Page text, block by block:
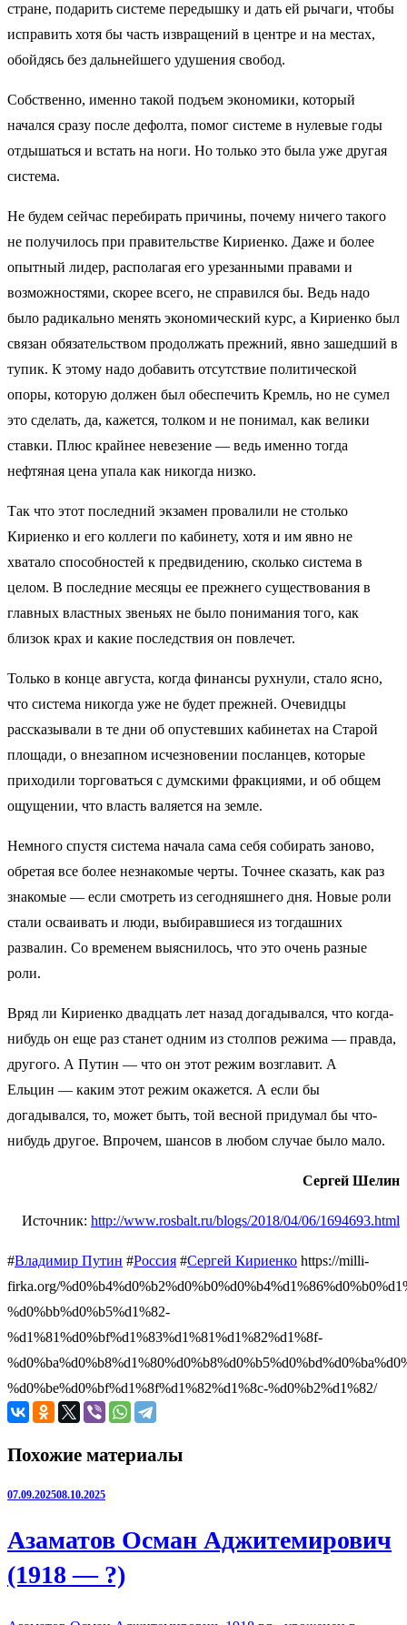
стране, подарить системе передышку и дать ей рычаги, чтобы
исправить хотя бы часть извращений в центре и на местах,
обойдясь без дальнейшего удушения свобод.
Собственно, именно такой подъем экономики, который
начался сразу после дефолта, помог системе в нулевые годы
отдышаться и встать на ноги. Но только это была уже другая
система.
Не будем сейчас перебирать причины, почему ничего такого
не получилось при правительстве Кириенко. Даже и более
опытный лидер, располагая его урезанными правами и
возможностями, скорее всего, не справился бы. Ведь надо
было радикально менять экономический курс, а Кириенко был
связан обязательством продолжать прежний, явно зашедший в
тупик. К этому надо добавить отсутствие политической
опоры, которую должен был обеспечить Кремль, но не сумел
это сделать, да, кажется, толком и не понимал, как велики
ставки. Плюс крайнее невезение — ведь именно тогда
нефтяная цена упала как никогда низко.
Так что этот последний экзамен провалили не столько
Кириенко и его коллеги по кабинету, хотя и им явно не
хватало способностей к предвидению, сколько система в
целом. В последние месяцы ее прежнего существования в
главных властных звеньях не было понимания того, как
близок крах и какие последствия он повлечет.
Только в конце августа, когда финансы рухнули, стало ясно,
что система никогда уже не будет прежней. Очевидцы
рассказывали в те дни об опустевших кабинетах на Старой
площади, о внезапном исчезновении посланцев, которые
приходили торговаться с думскими фракциями, и об общем
ощущении, что власть валяется на земле.
Немного спустя система начала сама себя собирать заново,
обретая все более незнакомые черты. Точнее сказать, как раз
знакомые — если смотреть из сегодняшнего дня. Новые роли
стали осваивать и люди, выбиравшиеся из тогдашних
развалин. Со временем выяснилось, что это очень разные
роли.
Вряд ли Кириенко двадцать лет назад догадывался, что когда-
нибудь он еще раз станет одним из столпов режима — правда,
другого. А Путин — что он этот режим возглавит. А
Ельцин — каким этот режим окажется. А если бы
догадывался, то, может быть, той весной придумал бы что-
нибудь другое. Впрочем, шансов в любом случае было мало.
Сергей Шелин
Источник: http://www.rosbalt.ru/blogs/2018/04/06/1694693.html
#Владимир Путин #Россия #Сергей Кириенко https://milli-
firka.org/
%d0%bb%d0%b5%d1%82-
%d1%81%d0%bf%d1%83%d1%81%d1%82%d1%8f-
%d0%be%d0%bf%d1%8f%d1%82%d1%8c-%d0%b2%d1%82/
Похожие материалы
07.09.202508.10.2025
Азаматов Осман Аджитемирович
(1918 — ?)